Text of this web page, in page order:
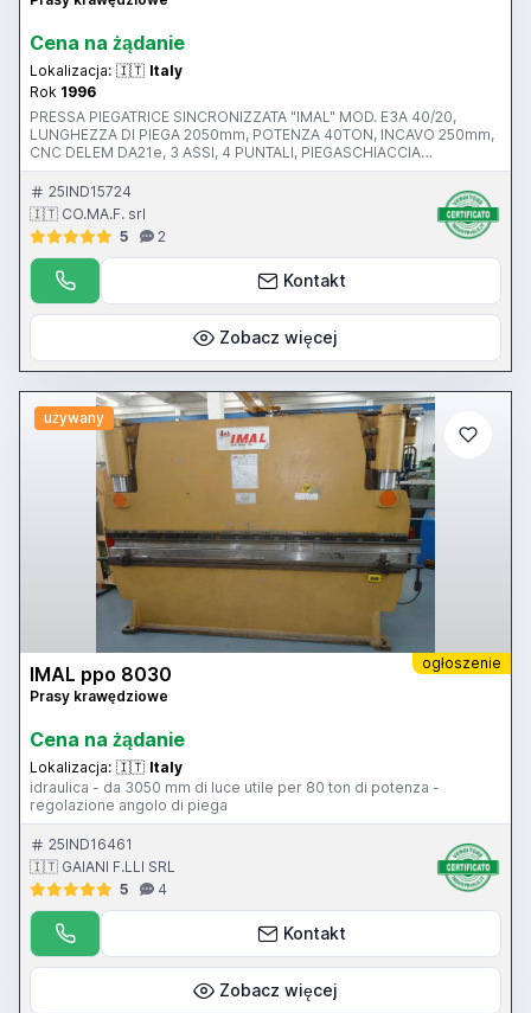
Cena na żądanie
Lokalizacja: 🇮🇹 Italy
Rok 1996
PRESSA PIEGATRICE SINCRONIZZATA "IMAL" MOD. E3A 40/20,
LUNGHEZZA DI PIEGA 2050mm, POTENZA 40TON, INCAVO 250mm,
CNC DELEM DA21e, 3 ASSI, 4 PUNTALI, PIEGASCHIACCIA
AUTOMATICO OLEODINAMICO AUTOMATICO CONTROLLATO DAL
CNC CON CAVA DA 6mm INTERCAMBIABILE, ANNO 1996, CE , S.N.
096247
25IND15724
🇮🇹 CO.MA.F. srl
5
2
Kontakt
Zobacz więcej
używany
ogłoszenie
IMAL ppo 8030
Prasy krawędziowe
Cena na żądanie
Lokalizacja: 🇮🇹 Italy
idraulica - da 3050 mm di luce utile per 80 ton di potenza -
regolazione angolo di piega
25IND16461
🇮🇹 GAIANI F.LLI SRL
5
4
Kontakt
Zobacz więcej